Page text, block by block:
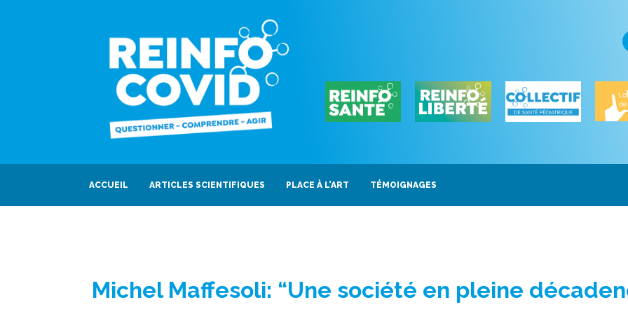
ACCUEIL ARTICLES SCIENTIFIQUES PLACE À L’ART TÉMOIGNAGES
Michel Maffesoli: “Une société en pleine